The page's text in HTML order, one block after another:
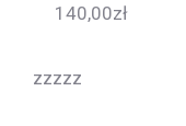
140,00zł
zzzzz